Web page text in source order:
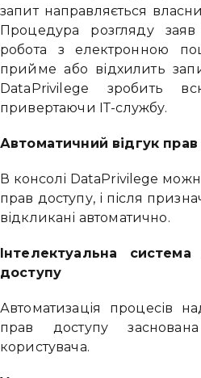
запит направляється
Процедура розгляду
робота з електронною
прийме або відхилить
DataPrivilege зробить
привертаючи ІТ-службу.
Автоматичний відгук
В консолі DataPrivilege
прав доступу, і після
відкликані автоматично.
Інтелектуальна
доступу
Автоматизація процесів
прав доступу
користувача.